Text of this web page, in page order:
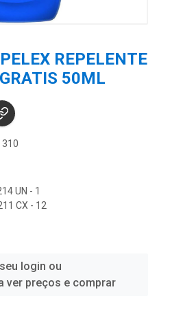
REPELENTE
50ML
UN - 1
CX - 12
login ou
ver preços e comprar